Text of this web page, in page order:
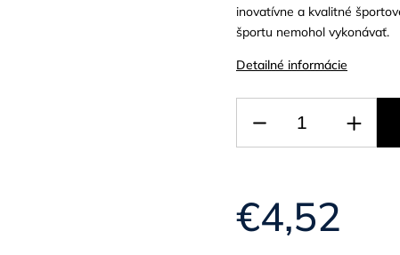
€4,52
inovatívne a kvalitné
športu nemohol vykonávať.
Detailné informácie